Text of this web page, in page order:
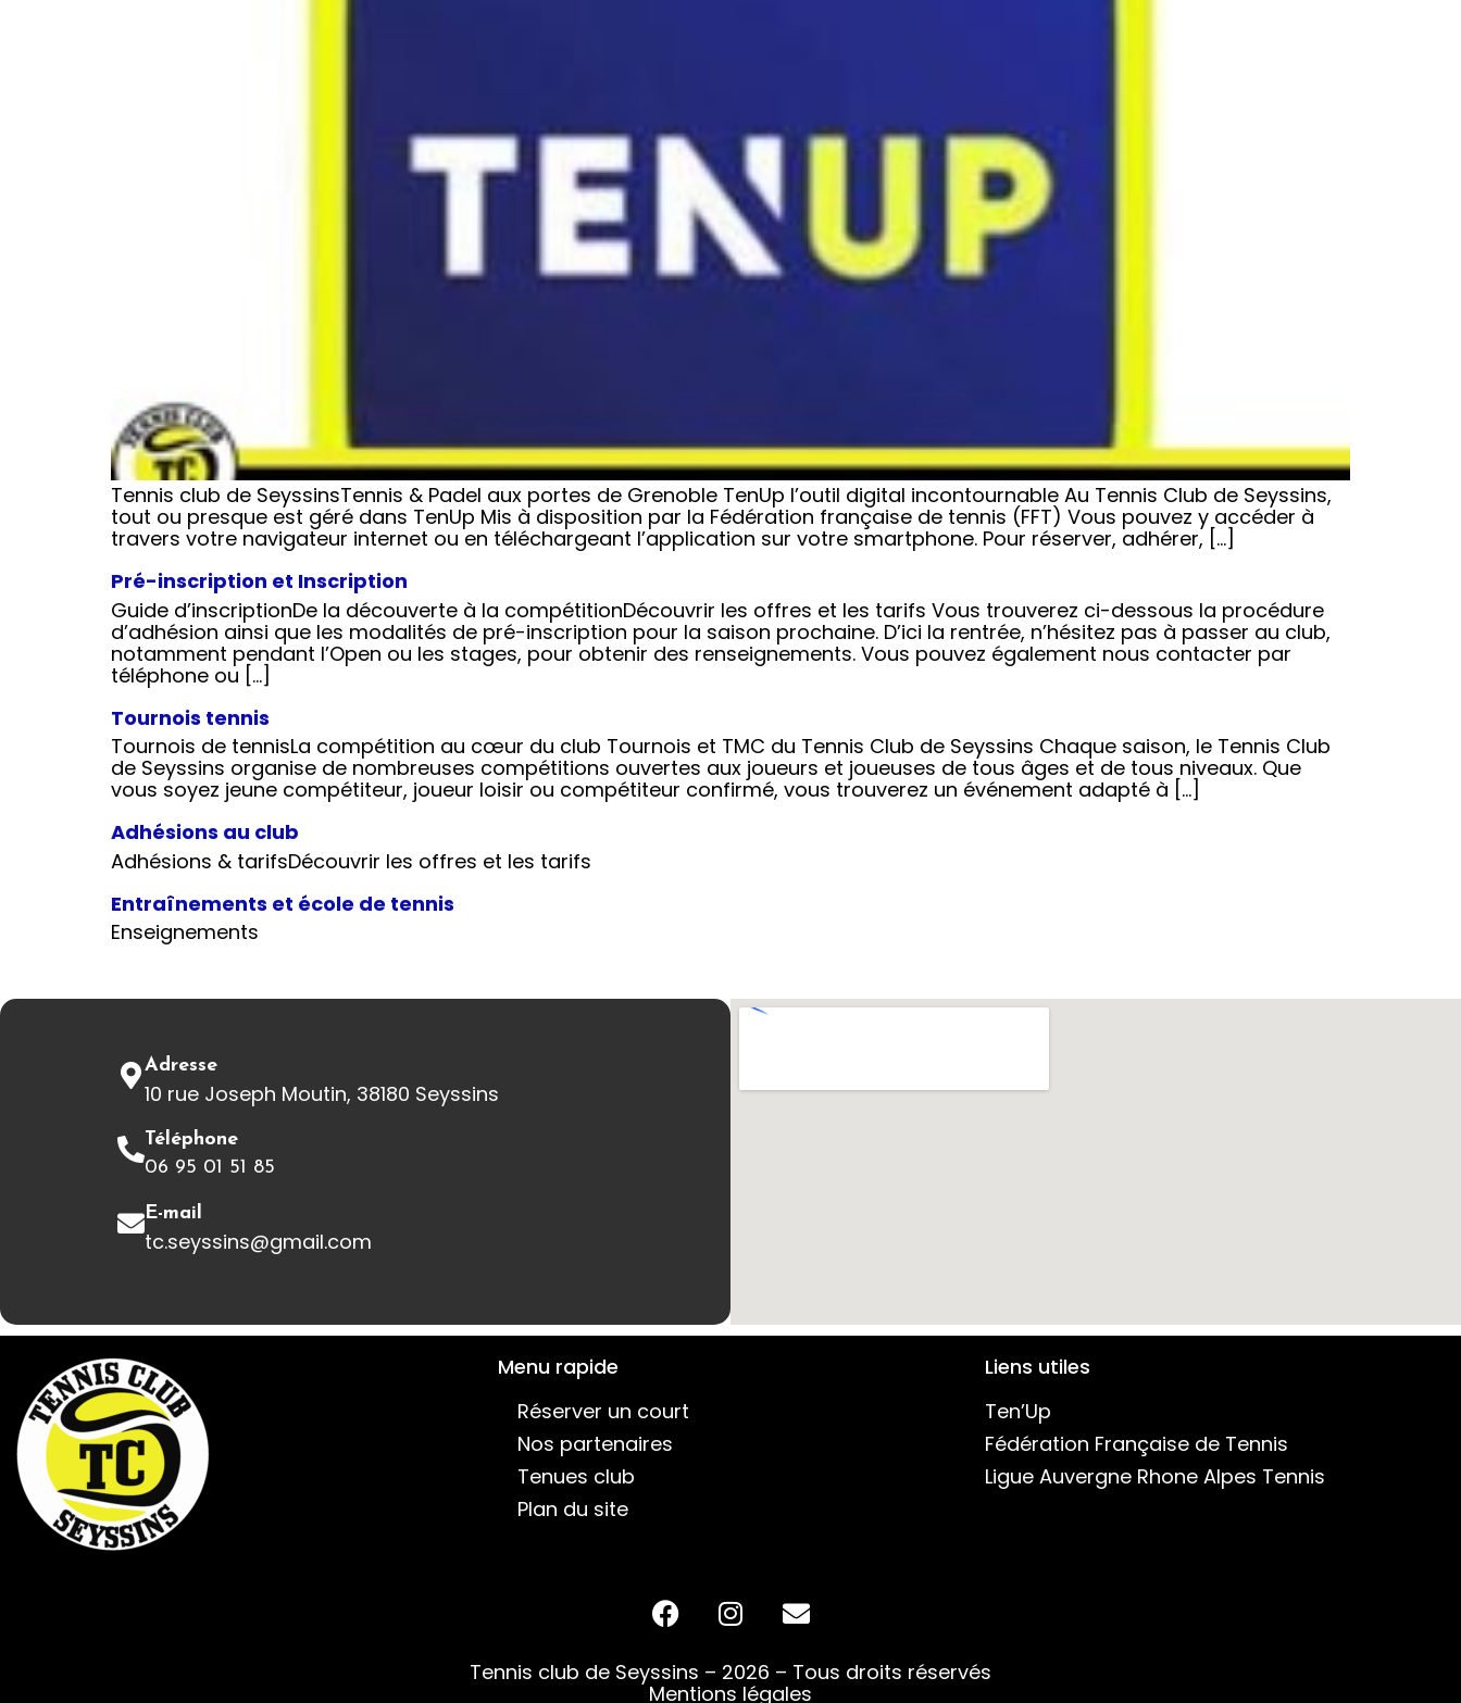
Tennis club de SeyssinsTennis & Padel aux portes de Grenoble TenUp l’outil digital incontournable Au Tennis Club de Seyssins,
tout ou presque est géré dans TenUp Mis à disposition par la Fédération française de tennis (FFT) Vous pouvez y accéder à
travers votre navigateur internet ou en téléchargeant l’application sur votre smartphone. Pour réserver, adhérer, […]
Pré-inscription et Inscription
Guide d’inscriptionDe la découverte à la compétitionDécouvrir les offres et les tarifs Vous trouverez ci-dessous la procédure
d’adhésion ainsi que les modalités de pré-inscription pour la saison prochaine. D’ici la rentrée, n’hésitez pas à passer au club,
notamment pendant l’Open ou les stages, pour obtenir des renseignements. Vous pouvez également nous contacter par
téléphone ou […]
Tournois tennis
Tournois de tennisLa compétition au cœur du club Tournois et TMC du Tennis Club de Seyssins Chaque saison, le Tennis Club
de Seyssins organise de nombreuses compétitions ouvertes aux joueurs et joueuses de tous âges et de tous niveaux. Que
vous soyez jeune compétiteur, joueur loisir ou compétiteur confirmé, vous trouverez un événement adapté à […]
Adhésions au club
Adhésions & tarifsDécouvrir les offres et les tarifs
Entraînements et école de tennis
Enseignements
Adresse
10 rue Joseph Moutin, 38180 Seyssins
Téléphone
06 95 01 51 85
E-mail
tc.seyssins@gmail.com
Menu rapide
Réserver un court
Nos partenaires
Tenues club
Plan du site
Liens utiles
Ten’Up
Fédération Française de Tennis
Ligue Auvergne Rhone Alpes Tennis
Tennis club de Seyssins – 2026 – Tous droits réservés
Mentions légales